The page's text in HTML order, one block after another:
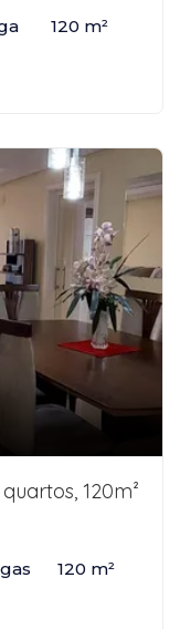
120 m²
120m²
120 m²